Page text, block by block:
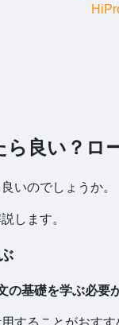
良い？ロ
いのでしょうか。
します。
の基礎を学ぶ必要
することがおすす